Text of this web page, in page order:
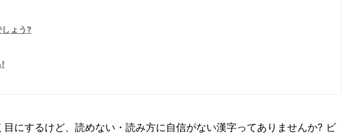
ょう?
!
目にするけど、読めない・読み方に自信がない漢字ってありませんか? ビ